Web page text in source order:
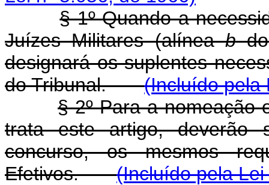
§ 1º Quando a
Juízes Militares (alíneabdo
designará os suplentes
do Tribunal.(Incluído pela
§ 2º Para a nomeação
trata este artigo, deverão
concurso, os mesmos
Efetivos.(Incluído pela